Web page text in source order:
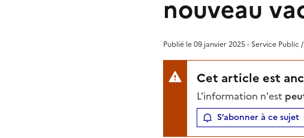
nouveau
Publié le 09 janvier 2025 - Service
Cet article est
L'information n'est
S’abonner à ce sujet